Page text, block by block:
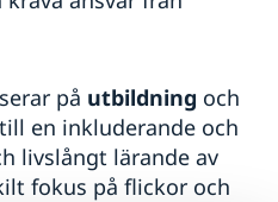
på utbildning och
en inkluderande och
livslångt lärande av
fokus på flickor och